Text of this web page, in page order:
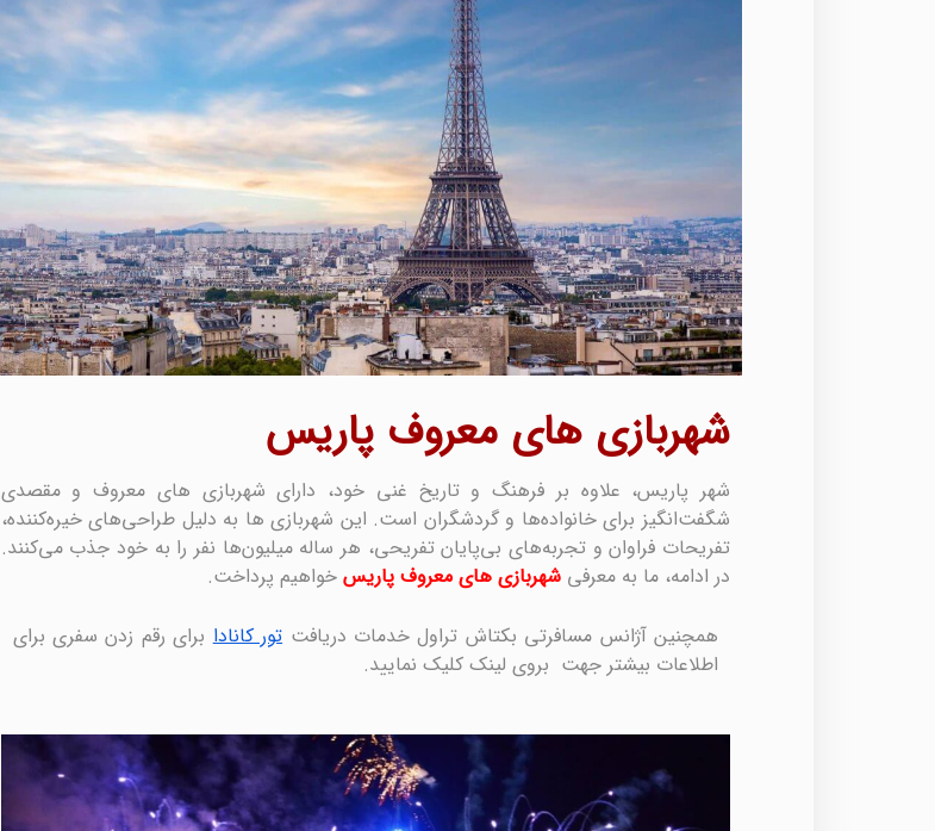
شهربازی های معروف پاریس
شهر پاریس، علاوه بر فرهنگ و تاریخ غنی خود، دارای شهربازی های معروف و مقصدی
شگفت‌انگیز برای خانواده‌ها و گردشگران است. این شهربازی ها به دلیل طراحی‌های خیره‌کننده،
تفریحات فراوان و تجربه‌های بی‌پایان تفریحی، هر ساله میلیون‌ها نفر را به خود جذب می‌کنند.
در ادامه، ما به معرفی شهربازی های معروف پاریس خواهیم پرداخت.
همچنین آژانس مسافرتی بکتاش تراول خدمات دریافتتور کانادابرای رقم زدن سفری برای
اطلاعات بیشتر جهت بروی لینک کلیک نمایید.